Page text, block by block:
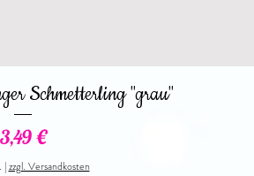
Schmetterling "grau"
Preis
3,49 €
|zzgl. Versandkosten